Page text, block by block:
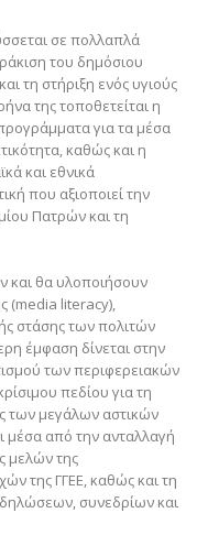
σε πολλαπλά
του δημόσιου
τη στήριξη ενός υγιούς
της τοποθετείται η
για τα μέσα
καθώς και η
και εθνικά
που αξιοποιεί την
Πατρών και τη
και θα υλοποιήσουν
(media literacy),
στάσης των πολιτών
έμφαση δίνεται στην
των περιφερειακών
πεδίου για τη
των μεγάλων αστικών
μέσα από την ανταλλαγή
μελών της
της ΓΓΕΕ, καθώς και τη
συνεδρίων και